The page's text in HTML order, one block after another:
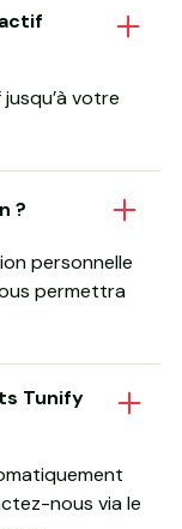
votre
?
personnelle
permettra
Tunify
nous via le